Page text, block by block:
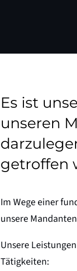
Es ist
unseren
getroffen
Im Wege einer
unsere
Unsere
Tätigkeiten: